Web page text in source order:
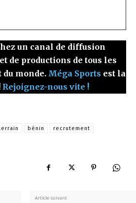
un canal de diffusion
de productions de tous les
du monde. Méga Sports est la
Rejoignez-nous vite !
bénin
recrutement
Article suivant